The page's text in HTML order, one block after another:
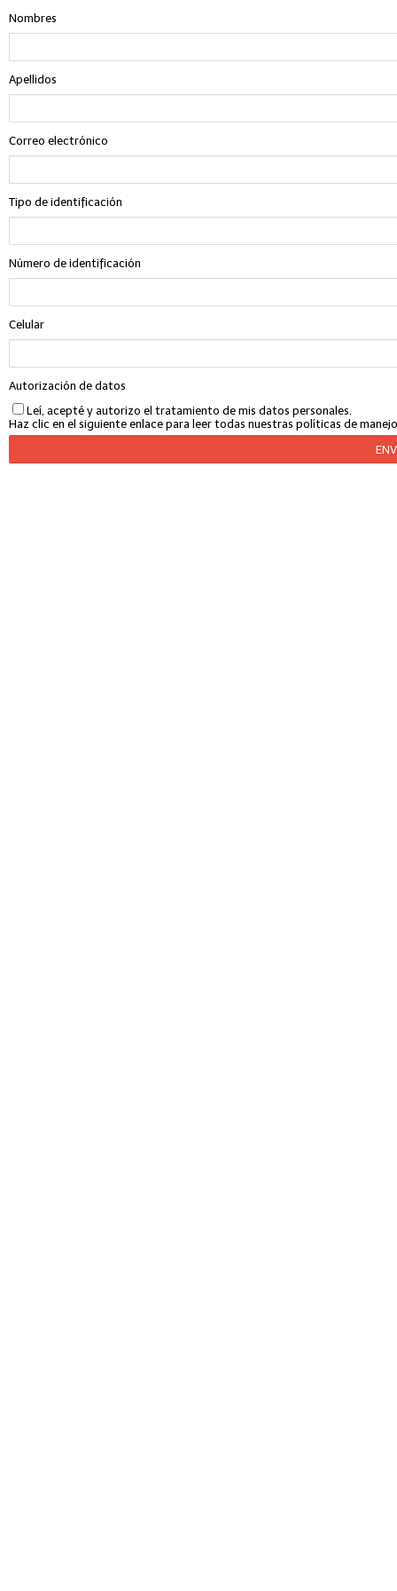
Nombres
Apellidos
Correo electrónico
Tipo de identificación
Número de identificación
Celular
Autorización de datos
Leí, acepté y autorizo el tratamiento de mis datos personales.
Haz clic en el siguiente enlace para leer todas nuestras políticas de